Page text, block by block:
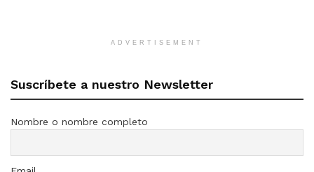
ADVERTISEMENT
Suscríbete a nuestro Newsletter
Nombre o nombre completo